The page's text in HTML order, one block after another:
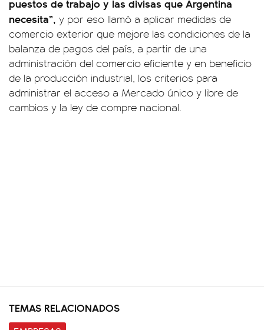
puestos de trabajo y las divisas que Argentina
necesita”, y por eso llamó a aplicar medidas de
comercio exterior que mejore las condiciones de la
balanza de pagos del país, a partir de una
administración del comercio eficiente y en beneficio
de la producción industrial, los criterios para
administrar el acceso a Mercado único y libre de
cambios y la ley de compre nacional.
TEMAS RELACIONADOS